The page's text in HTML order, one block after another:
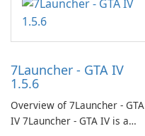
7Launcher - GTA IV
1.5.6
Overview of 7Launcher - GTA
IV 7Launcher - GTA IV is a